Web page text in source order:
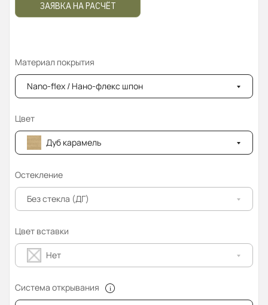
ЗАЯВКА НА РАСЧЁТ
Материал покрытия
Nano-flex / Нано-флекс шпон
Цвет
Дуб карамель
Остекление
Без стекла (ДГ)
Цвет вставки
Нет
Система открывания